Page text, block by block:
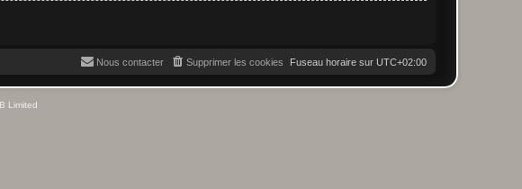
Fuseau horaire sur UTC+02:00
Supprimer les cookies
Nous contacter
Limited